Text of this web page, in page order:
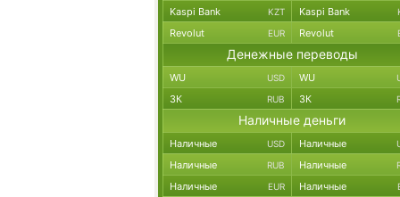
Kaspi Bank KZT Kaspi Bank
Revolut EUR Revolut
Денежные переводы
WU USD WU
ЗК RUB ЗК
Наличные деньги
Наличные USD Наличные
Наличные RUB Наличные
Наличные EUR Наличные